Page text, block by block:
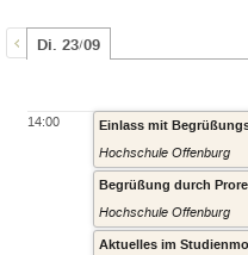
Di. 23/09
14:00
Einlass mit
Hochschule Offenburg
Begrüßung durch
Hochschule Offenburg
Aktuelles im